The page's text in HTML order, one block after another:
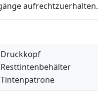
aufrechtzuerhalten.
Druckkopf
Resttintenbehälter
Tintenpatrone